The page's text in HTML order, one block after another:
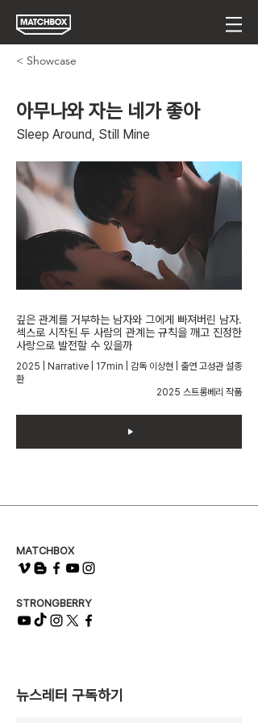
< Showcase
아무나와 자는 네가 좋아
Sleep Around, Still Mine
깊은 관계를 거부하는 남자와 그에게 빠져버린 남자.
섹스로 시작된 두 사람의 관계는 규칙을 깨고 진정한
사랑으로 발전할 수 있을까
2025 | Narrative | 17min | 감독 이상현 | 출연 고성관 설종
환
2025 스트롱베리 작품
MATCHBOX
STRONGBERRY
뉴스레터 구독하기